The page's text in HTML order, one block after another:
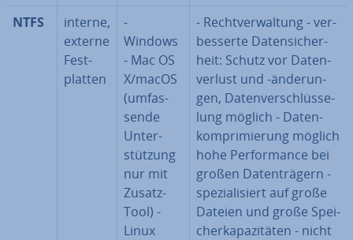
NTFS
interne,
externe
Fest­
plat­ten
-
Windows
- Mac OS
X/macOS
(um­fas­
sen­de
Un­ter­
stüt­zung
nur mit
Zusatz-
Tool) -
Linux
- Recht­ver­wal­tung - ver­
bes­ser­te Da­ten­si­cher­
heit: Schutz vor Da­ten­
ver­lust und -än­de­run­
gen, Da­ten­ver­schlüs­se­
lung möglich - Da­ten­
kom­pri­mie­rung möglich
hohe Per­for­mance bei
großen Da­ten­trä­gern -
spe­zia­li­siert auf große
Dateien und große Spei­
cher­ka­pa­zi­tä­ten - nicht